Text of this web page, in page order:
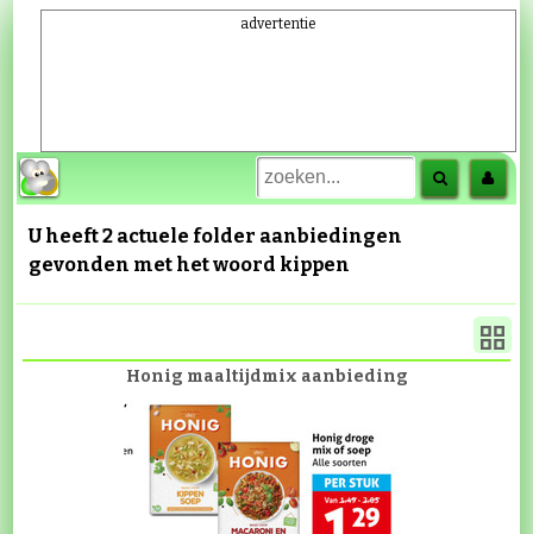
advertentie
U heeft 2 actuele folder aanbiedingen
gevonden met het woord kippen
Honig maaltijdmix aanbieding